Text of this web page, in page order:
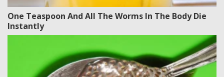
One Teaspoon And All The Worms In The Body Die
Instantly